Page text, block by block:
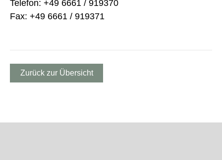
Telefon: +49 6661 / 919370
Fax: +49 6661 / 919371
Zurück zur Übersicht